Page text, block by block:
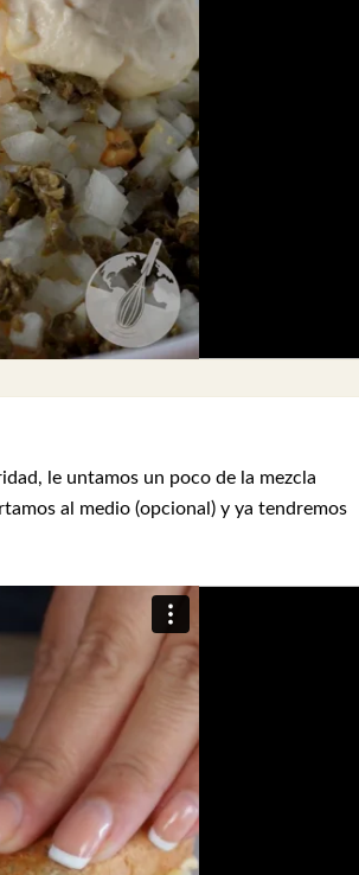
le untamos un poco de la mezcla
al medio (opcional) y ya tendremos